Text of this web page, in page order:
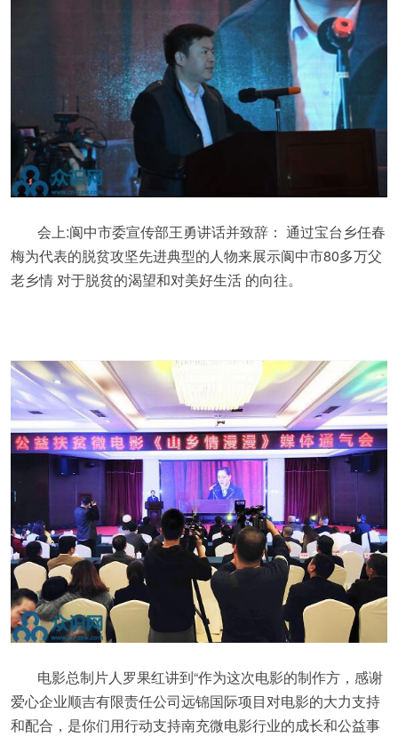
会上:阆中市委宣传部王勇讲话并致辞： 通过宝台乡任春
梅为代表的脱贫攻坚先进典型的人物来展示阆中市80多万父
老乡情 对于脱贫的渴望和对美好生活 的向往。
电影总制片人罗果红讲到“作为这次电影的制作方，感谢
爱心企业顺吉有限责任公司远锦国际项目对电影的大力支持
和配合，是你们用行动支持南充微电影行业的成长和公益事